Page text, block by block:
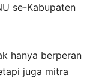
se-Kabupaten
hanya berperan
juga mitra